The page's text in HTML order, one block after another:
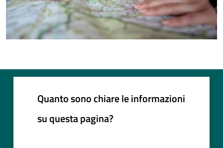
Quanto sono chiare le informazioni
su questa pagina?